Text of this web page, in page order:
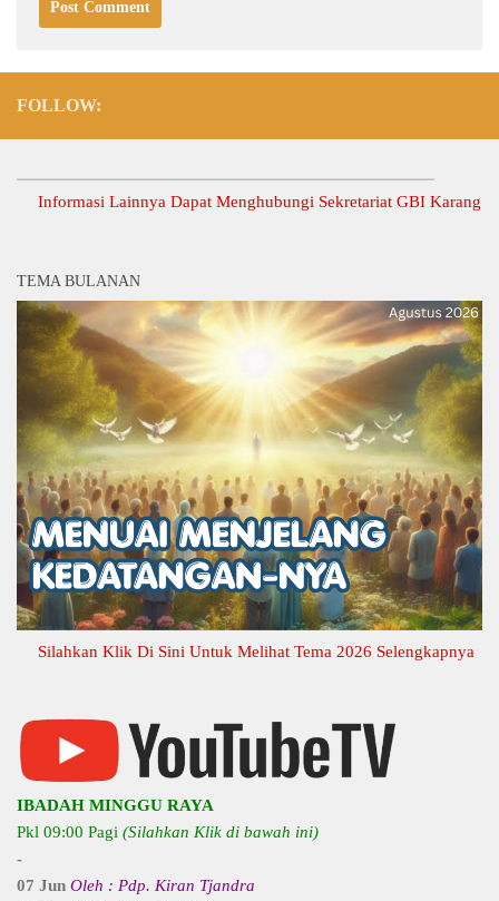
FOLLOW:
Lainnya Dapat Menghubungi Sekretariat GBI Karang Anyar.
TEMA BULANAN
Klik Di Sini Untuk Melihat Tema 2026 Selengkapnya
IBADAH MINGGU RAYA
Pkl 09:00 Pagi (Silahkan Klik di bawah ini)
-
07 Jun Oleh : Pdp. Kiran Tjandra